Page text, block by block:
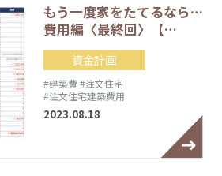
もう一度家をたてるなら…
費用編〈最終回〉【…
資金計画
#建築費 #注文住宅
#注文住宅建築費用
2023.08.18